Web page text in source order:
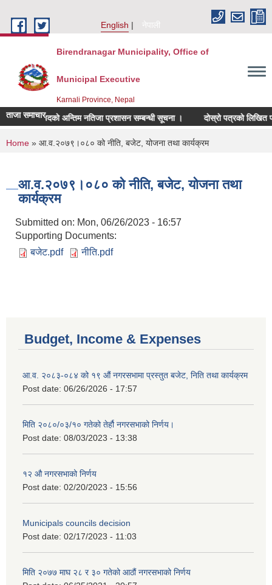
English
नेपाली
Birendranagar Municipality, Office of
Municipal Executive
Karnali Province, Nepal
ताजा समाचार
शिक्षक पदको अन्तिम नतिजा प्रशासन सम्बन्धी सूचना । दोस्रो पत्रको लिखित
You are here
Home » आ.व.२०७९।०८० को नीति, बजेट, योजना तथा कार्यक्रम
आ.व.२०७९।०८० को नीति, बजेट, योजना तथा
कार्यक्रम
Submitted on: Mon, 06/26/2023 - 16:57
Supporting Documents:
बजेट.pdf
नीति.pdf
Budget, Income & Expenses
आ.व. २०८३-०८४ को १९ औं नगरसभामा प्रस्तुत बजेट, निति तथा कार्यक्रम
Post date: 06/26/2026 - 17:57
मिति २०८०/०३/१० गतेको तेर्हौ नगरसभाको निर्णय।
Post date: 08/03/2023 - 13:38
१२ औ नगरसभाको निर्णय
Post date: 02/20/2023 - 15:56
Municipals councils decision
Post date: 02/17/2023 - 11:03
मिति २०७७ माघ २८ र ३० गतेको आठौं नगरसभाको निर्णय